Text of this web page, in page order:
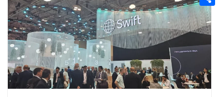
n
g
e
e
r
e
r
e
t
a
i
l
e
d
t
C
o
m
a
r